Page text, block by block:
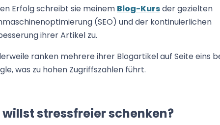
Erfolg schreibt sie meinem Blog-Kursder gezielten
(SEO) und der kontinuierlichen
ihrer Artikel zu.
ranken mehrere ihrer Blogartikel auf Seite eins
was zu hohen Zugriffszahlen führt.
willst stressfreier schenken?